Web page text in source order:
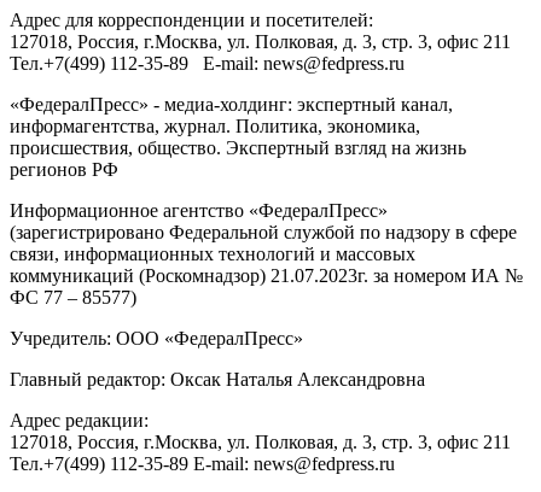
Адрес для корреспонденции и посетителей:
127018, Россия, г.Москва, ул. Полковая, д. 3, стр. 3, офис 211
Тел.+7(499) 112-35-89 E-mail: news@fedpress.ru
«ФедералПресс» - медиа-холдинг: экспертный канал,
информагентства, журнал. Политика, экономика,
происшествия, общество. Экспертный взгляд на жизнь
регионов РФ
Информационное агентство «ФедералПресс»
(зарегистрировано Федеральной службой по надзору в сфере
связи, информационных технологий и массовых
коммуникаций (Роскомнадзор) 21.07.2023г. за номером ИА №
ФС 77 – 85577)
Учредитель: ООО «ФедералПресс»
Главный редактор: Оксак Наталья Александровна
Адрес редакции:
127018, Россия, г.Москва, ул. Полковая, д. 3, стр. 3, офис 211
Тел.+7(499) 112-35-89 E-mail: news@fedpress.ru